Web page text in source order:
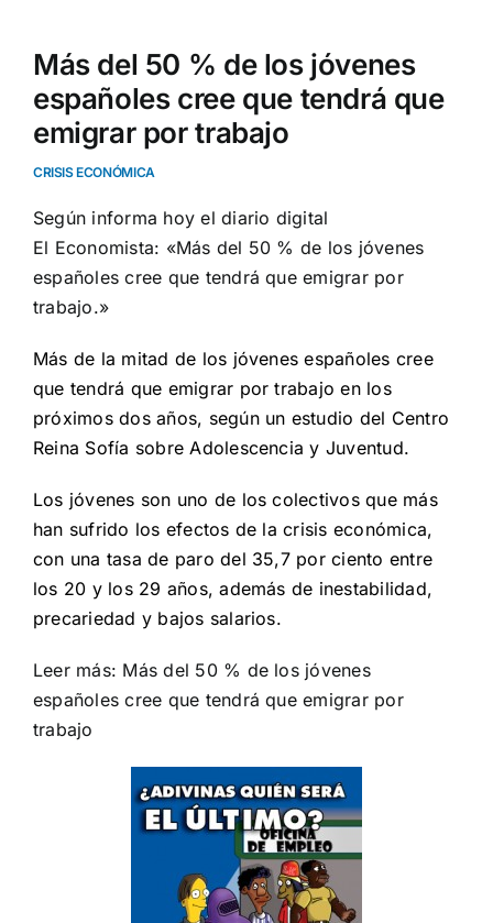
Más del 50 % de los jóvenes
españoles cree que tendrá que
emigrar por trabajo
CRISIS ECONÓMICA
Según informa hoy el diario digital
El Economista: «Más del 50 % de los jóvenes
españoles cree que tendrá que emigrar por
trabajo.»
Más de la mitad de los jóvenes españoles cree
que tendrá que emigrar por trabajo en los
próximos dos años, según un estudio del Centro
Reina Sofía sobre Adolescencia y Juventud.
Los jóvenes son uno de los colectivos que más
han sufrido los efectos de la crisis económica,
con una tasa de paro del 35,7 por ciento entre
los 20 y los 29 años, además de inestabilidad,
precariedad y bajos salarios.
Leer más: Más del 50 % de los jóvenes
españoles cree que tendrá que emigrar por
trabajo